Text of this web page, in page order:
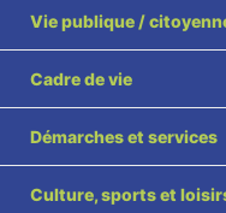
Vie publique /
Cadre de vie
Démarches et services
Culture, sports et